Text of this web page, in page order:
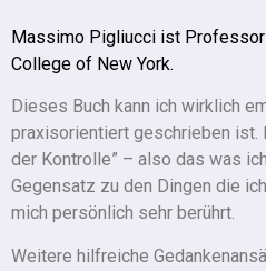
Massimo Pigliucci ist
College of New York.
Dieses Buch kann ich wirklich
praxisorientiert geschrieben ist.
der Kontrolle” – also das was
Gegensatz zu den Dingen die
mich persönlich sehr berührt.
Weitere hilfreiche